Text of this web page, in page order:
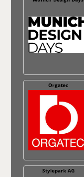
Orgatec
Stylepark AG